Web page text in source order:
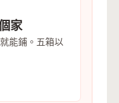
家
能鋪。五箱以